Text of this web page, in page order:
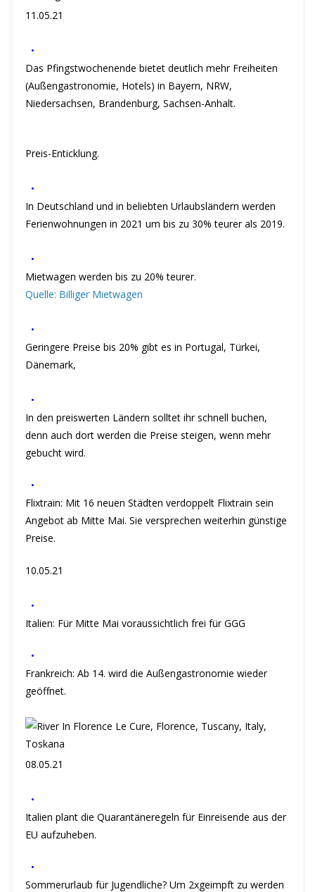
11.05.21
•
Das Pfingstwochenende bietet deutlich mehr Freiheiten
(Außengastronomie, Hotels) in Bayern, NRW,
Niedersachsen, Brandenburg, Sachsen-Anhalt.
Preis-Enticklung.
•
In Deutschland und in beliebten Urlaubsländern werden
Ferienwohnungen in 2021 um bis zu 30% teurer als 2019.
•
Mietwagen werden bis zu 20% teurer.
Quelle: Billiger Mietwagen
•
Geringere Preise bis 20% gibt es in Portugal, Türkei,
Dänemark,
•
In den preiswerten Ländern solltet ihr schnell buchen,
denn auch dort werden die Preise steigen, wenn mehr
gebucht wird.
•
Flixtrain: Mit 16 neuen Städten verdoppelt Flixtrain sein
Angebot ab Mitte Mai. Sie versprechen weiterhin günstige
Preise.
10.05.21
•
Italien: Für Mitte Mai voraussichtlich frei für GGG
•
Frankreich: Ab 14. wird die Außengastronomie wieder
geöffnet.
08.05.21
•
Italien plant die Quarantäneregeln für Einreisende aus der
EU aufzuheben.
•
Sommerurlaub für Jugendliche? Um 2xgeimpft zu werden